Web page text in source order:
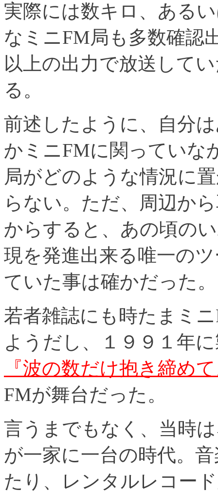
実際には数キロ、ある
なミニFM局も多数確認
以上の出力で放送して
る。
前述したように、自分
かミニFMに関っていな
局がどのような情況に
らない。ただ、周辺か
からすると、あの頃の
現を発進出来る唯一の
ていた事は確かだった。
若者雑誌にも時たまミ
ようだし、１９９１年
『波の数だけ抱き締め
FMが舞台だった。
言うまでもなく、当時
が一家に一台の時代。
たり、レンタルレコー